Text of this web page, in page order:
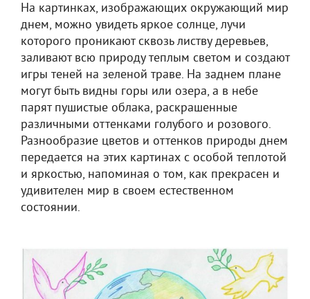
На картинках, изображающих окружающий мир
днем, можно увидеть яркое солнце, лучи
которого проникают сквозь листву деревьев,
заливают всю природу теплым светом и создают
игры теней на зеленой траве. На заднем плане
могут быть видны горы или озера, а в небе
парят пушистые облака, раскрашенные
различными оттенками голубого и розового.
Разнообразие цветов и оттенков природы днем
передается на этих картинах с особой теплотой
и яркостью, напоминая о том, как прекрасен и
удивителен мир в своем естественном
состоянии.